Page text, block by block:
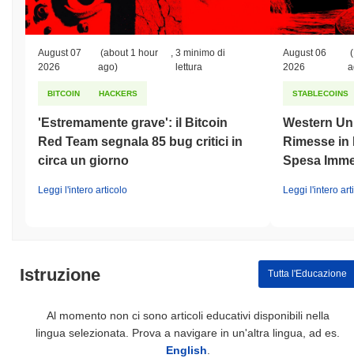
August 07
2026
(about 1 hour
ago)
3 minimo di
lettura
BITCOIN HACKERS
'Estremamente grave': il Bitcoin
Red Team segnala 85 bug critici in
circa un giorno
Leggi l'intero articolo
August 06
2026
STABLECOINS
Western
Rimesse
Spesa
Leggi l'intero
Istruzione Tutta l'Educazione
Al momento non ci sono articoli educativi disponibili nella
lingua selezionata. Prova a navigare in un'altra lingua, ad es.
English